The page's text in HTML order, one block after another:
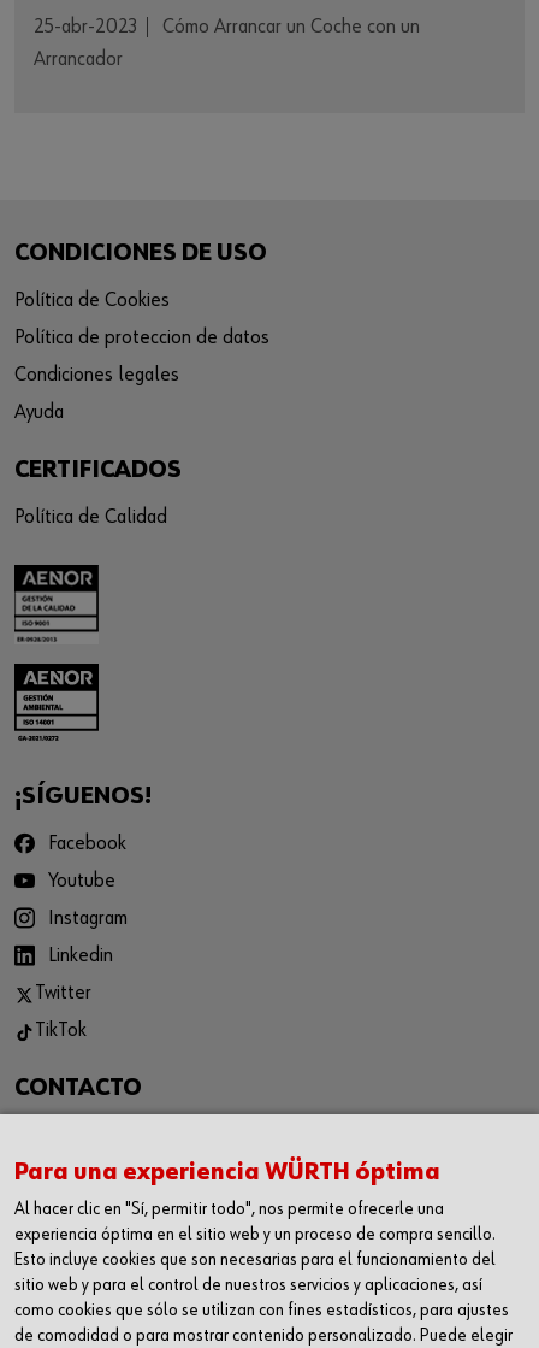
25-abr-2023
Cómo Arrancar un Coche con un
Arrancador
CONDICIONES DE USO
Política de Cookies
Política de proteccion de datos
Condiciones legales
Ayuda
CERTIFICADOS
Política de Calidad
¡SÍGUENOS!
Facebook
Youtube
Instagram
Linkedin
Twitter
TikTok
CONTACTO
C/ Las Casuarinas 117, 35118
Las Palmas de Gran Canaria
Teléfono: 928 189 825
Fax: 928 188 922
tiendacanarias@wurth.es
Para una experiencia WÜRTH óptima
Al hacer clic en "Sí, permitir todo", nos permite ofrecerle una
experiencia óptima en el sitio web y un proceso de compra sencillo.
Esto incluye cookies que son necesarias para el funcionamiento del
sitio web y para el control de nuestros servicios y aplicaciones, así
como cookies que sólo se utilizan con fines estadísticos, para ajustes
de comodidad o para mostrar contenido personalizado. Puede elegir